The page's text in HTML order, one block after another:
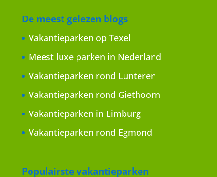
De meest gelezen blogs
Vakantieparken op Texel
Meest luxe parken in Nederland
Vakantieparken rond Lunteren
Vakantieparken rond Giethoorn
Vakantieparken in Limburg
Vakantieparken rond Egmond
Populairste vakantieparken